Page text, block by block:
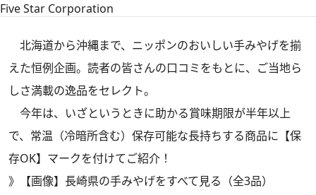
Five Star Corporation
北海道から沖縄まで、ニッポンのおいしい手みやげを揃
えた恒例企画。読者の皆さんの口コミをもとに、ご当地ら
しさ満載の逸品をセレクト。
今年は、いざというときに助かる賞味期限が半年以上
で、常温（冷暗所含む）保存可能な長持ちする商品に【保
存OK】マークを付けてご紹介！
》
【画像】長崎県の手みやげをすべて見る（全3品）